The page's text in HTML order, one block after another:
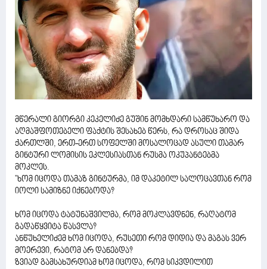
მწერალი გიორგი კეკელიძე გუშინ მომხდარი სამწუხარო და
აღმაშფოთებელი ფაქტის შესახებ წერს, რა დროსაც შიდა
ქართლში, ერთ-ერთ სოფელში მოსალოცად ასული თამარ
გინტური ლომისის ეკლესიასთან რუსმა ოკუპანტებმა
მოკლეს.
"ხომ იცოდა თამაზ გინტურმა, იმ დაკეტილ სალოცავთან რომ
იოლი სამიზნე იქნებოდა?
ხომ იცოდა ტატუნაშვილმა, რომ მოკლავდნენ, რაღატომ
გადაწყვიტა წასვლა?
ანწუხელიძემ ხომ იცოდა, რუსეთი რომ დიდია და მაგას ვერ
მოერევი, რატომ არ დანებდა?
ზვიად გამსახურდიამ ხომ იცოდა, რომ სიკვდილით